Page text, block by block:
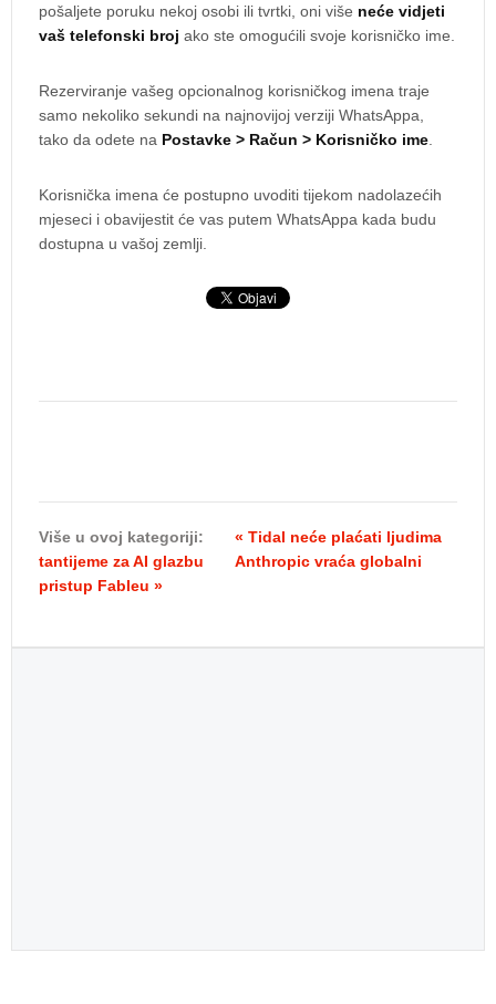
pošaljete poruku nekoj osobi ili tvrtki, oni više neće vidjeti
vaš telefonski broj ako ste omogućili svoje korisničko ime.
Rezerviranje vašeg opcionalnog korisničkog imena traje
samo nekoliko sekundi na najnovijoj verziji WhatsAppa,
tako da odete na Postavke > Račun > Korisničko ime
Korisnička imena će postupno uvoditi tijekom nadolazećih
mjeseci i obavijestit će vas putem WhatsAppa kada budu
dostupna u vašoj zemlji.
Više u ovoj kategoriji:
« Tidal neće plaćati ljudima
tantijeme za AI glazbu
Anthropic vraća globalni
pristup Fableu »